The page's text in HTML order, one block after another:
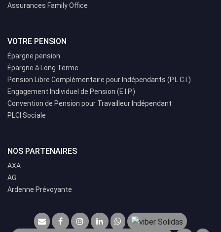
Assurances Family Office
VOTRE PENSION
Épargne pension
Épargne à Long Terme
Pension Libre Complémentaire pour Indépendants (P.L.C.I.)
Engagement Individuel de Pension (E.I.P.)
Convention de Pension pour Travailleur Indépendant
PLCI Sociale
NOS PARTENAIRES
AXA
AG
Ardenne Prévoyante